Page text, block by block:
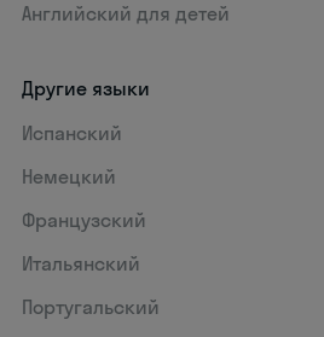
Английский для детей
Другие языки
Испанский
Немецкий
Французский
Итальянский
Португальский